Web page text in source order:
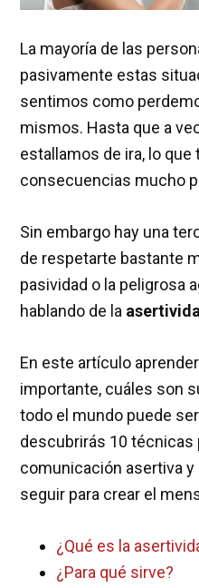
La mayoría de las
pasivamente estas
sentimos como
mismos. Hasta que a
estallamos de ira, lo que
consecuencias mucho
Sin embargo hay una
de respetarte bastante
pasividad o la peligrosa
hablando de la
En este artículo
importante, cuáles son
todo el mundo puede
descubrirás 10 técnicas
comunicación asertiva
seguir para crear el
¿Qué es la
¿Para qué sirve?